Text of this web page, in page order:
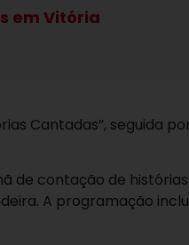
em Vitória
Cantadas”, seguida
de contação de
A programação